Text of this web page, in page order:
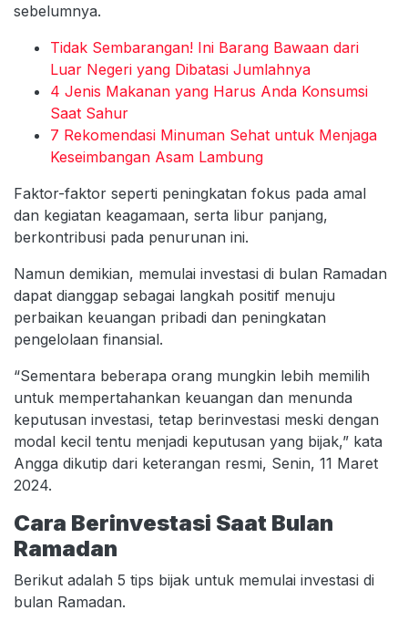
sebelumnya.
Tidak Sembarangan! Ini Barang Bawaan dari
Luar Negeri yang Dibatasi Jumlahnya
4 Jenis Makanan yang Harus Anda Konsumsi
Saat Sahur
7 Rekomendasi Minuman Sehat untuk Menjaga
Keseimbangan Asam Lambung
Faktor-faktor seperti peningkatan fokus pada amal
dan kegiatan keagamaan, serta libur panjang,
berkontribusi pada penurunan ini.
Namun demikian, memulai investasi di bulan Ramadan
dapat dianggap sebagai langkah positif menuju
perbaikan keuangan pribadi dan peningkatan
pengelolaan finansial.
“Sementara beberapa orang mungkin lebih memilih
untuk mempertahankan keuangan dan menunda
keputusan investasi, tetap berinvestasi meski dengan
modal kecil tentu menjadi keputusan yang bijak,” kata
Angga dikutip dari keterangan resmi, Senin, 11 Maret
2024.
Cara Berinvestasi Saat Bulan
Ramadan
Berikut adalah 5 tips bijak untuk memulai investasi di
bulan Ramadan.